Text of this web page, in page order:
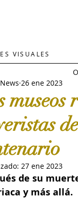
Crítica de Arte
arte Critica de
26 ene 2023
27 ene 2023
de su
y más allá.
VISUALES